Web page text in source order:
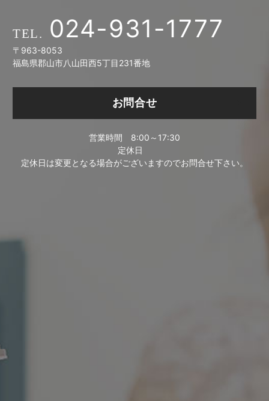
024-931-1777
〒963-8053
福島県郡山市八山田西5丁目231番地
お問合せ
営業時間 8:00～17:30
定休日
定休日は変更となる場合がございますのでお問合せ下さい。